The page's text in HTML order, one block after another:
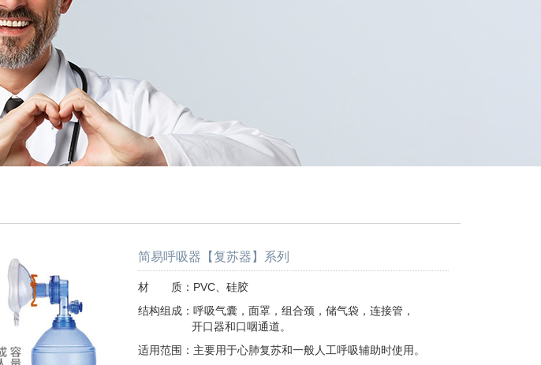
简易呼吸器【复苏器】系列
材 质：PVC、硅胶
结构组成：呼吸气囊，面罩，组合颈，储气袋，连接管，
开口器和口咽通道。
适用范围：主要用于心肺复苏和一般人工呼吸辅助时使用。